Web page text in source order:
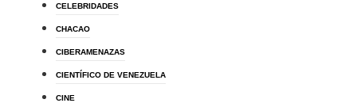
CELEBRIDADES
CHACAO
CIBERAMENAZAS
CIENTÍFICO DE VENEZUELA
CINE